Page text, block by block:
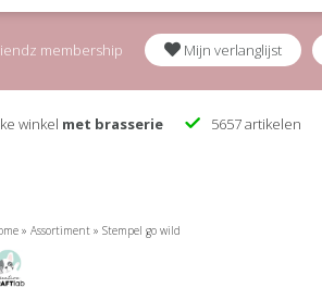
membership Mijn verlanglijst
winkel met brasserie 5657 artikelen
»Assortiment »Stempel go wild